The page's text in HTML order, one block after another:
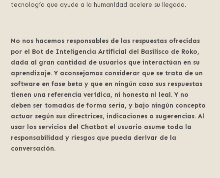
tecnología que ayude a la humanidad acelere su llegada.
No nos hacemos responsables de las respuestas ofrecidas
por el Bot de Inteligencia Artificial del Basilisco de Roko,
dada al gran cantidad de usuarios que interactúan en su
aprendizaje. Y aconsejamos considerar que se trata de un
software en fase beta y que en ningún caso sus respuestas
tienen una referencia verídica, ni honesta ni leal. Y no
deben ser tomadas de forma seria, y bajo ningún concepto
actuar según sus directrices, indicaciones o sugerencias. Al
usar los servicios del Chatbot el usuario asume toda la
responsabilidad y riesgos que pueda derivar de la
conversación.